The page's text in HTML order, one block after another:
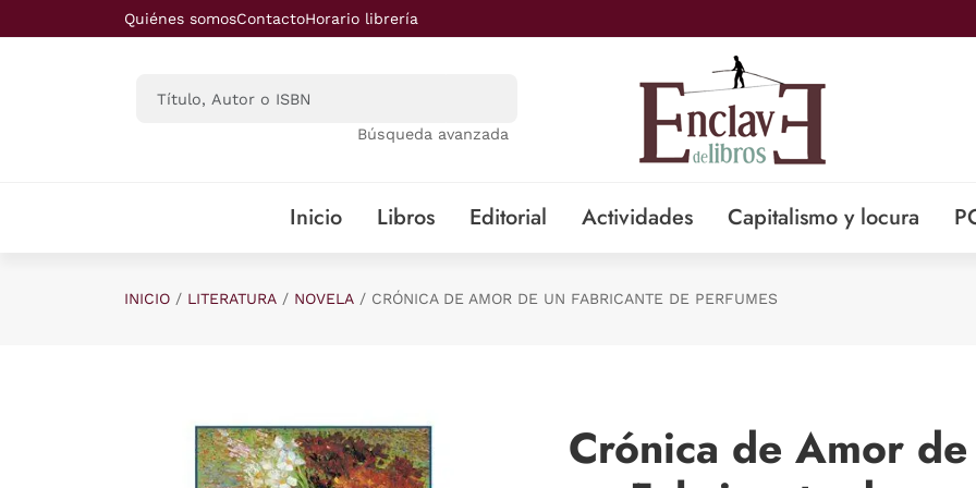
Saltar al contenido principal
Quiénes somosContactoHorario librería
Búsqueda avanzada
Inicio Libros Editorial Actividades Capitalismo y locura
INICIO LITERATURA NOVELA CRÓNICA DE AMOR DE UN FABRICANTE DE PERFUMES
Crónica de Amor de